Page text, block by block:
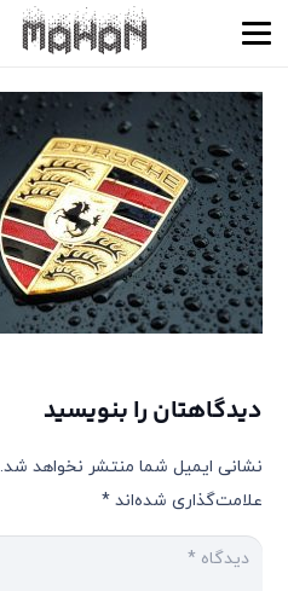
دیدگاهتان را بنویسید
نشانی ایمیل شما منتشر نخواهد شد.
علامت‌گذاری شده‌اند *